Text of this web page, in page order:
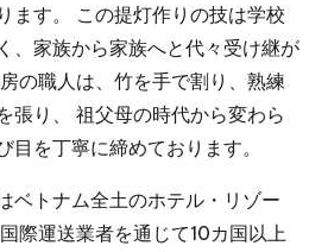
ます。 この提灯作りの技は学校
、家族から家族へと代々受け継が
の職人は、竹を手で割り、熟練
張り、 祖父母の時代から変わら
を丁寧に締めております。
ベトナム全土のホテル・リゾー
際運送業者を通じて10カ国以上